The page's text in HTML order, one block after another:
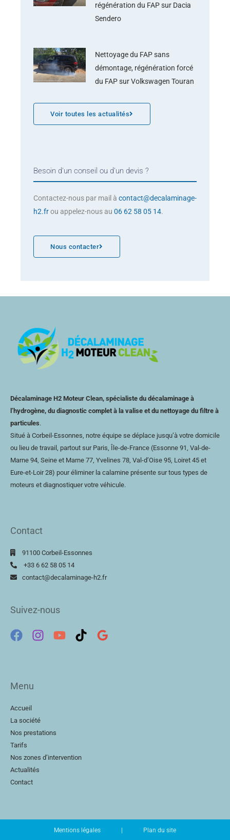
régénération du FAP sur Dacia
Sendero
Nettoyage du FAP sans
démontage, régénération forcé
du FAP sur Volkswagen Touran
Voir toutes les actualités
Besoin d'un conseil ou d'un devis ?
Contactez-nous par mail à contact@decalaminage-
h2.frou appelez-nous au 06 62 58 05 14.
Nous contacter
Décalaminage H2 Moteur Clean, spécialiste du décalaminage à
l’hydrogène, du diagnostic complet à la valise et du nettoyage du filtre à
particules.
Situé à Corbeil-Essonnes, notre équipe se déplace jusqu’à votre domicile
ou lieu de travail, partout sur Paris, Île-de-France (Essonne 91, Val-de-
Marne 94, Seine et Marne 77, Yvelines 78, Val-d’Oise 95, Loiret 45 et
Eure-et-Loir28) pour éliminer la calamine présente sur tous types de
moteurs et diagnostiquer votre véhicule.
Contact
91100 Corbeil-Essonnes
+33 6 62 58 05 14
contact@decalaminage-h2.fr
Suivez-nous
Menu
Accueil
La société
Nos prestations
Tarifs
Nos zones d’intervention
Actualités
Contact
Mentions légales | Plan du site